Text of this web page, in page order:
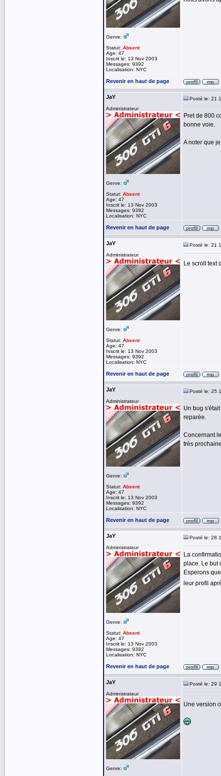
Genre:
Statut: Absent
Age: 47
Inscrit le: 13 Nov 2003
Messages: 9392
Localisation: NYC
Revenir en haut de page
JaY
Administrateur
Genre:
Statut: Absent
Age: 47
Inscrit le: 13 Nov 2003
Messages: 9392
Localisation: NYC
Posté le: 21
Pret de 800
bonne voie.
A noter que
Revenir en haut de page
JaY
Administrateur
Genre:
Statut: Absent
Age: 47
Inscrit le: 13 Nov 2003
Messages: 9392
Localisation: NYC
Posté le: 21
Le scroll text
Revenir en haut de page
JaY
Administrateur
Genre:
Statut: Absent
Age: 47
Inscrit le: 13 Nov 2003
Messages: 9392
Localisation: NYC
Posté le: 25
Un bug
reparée.
Concernant
très
Revenir en haut de page
JaY
Administrateur
Genre:
Statut: Absent
Age: 47
Inscrit le: 13 Nov 2003
Messages: 9392
Localisation: NYC
Posté le: 28
La
place. Le but
Esperons
leur profil
Revenir en haut de page
JaY
Administrateur
Genre:
Posté le: 29
Une version